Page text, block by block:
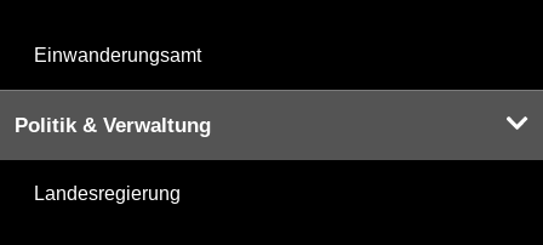
Einwanderungsamt
Politik & Verwaltung
Landesregierung